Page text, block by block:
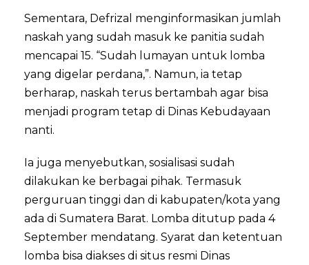
Sementara, Defrizal menginformasikan jumlah
naskah yang sudah masuk ke panitia sudah
mencapai 15. “Sudah lumayan untuk lomba
yang digelar perdana,”. Namun, ia tetap
berharap, naskah terus bertambah agar bisa
menjadi program tetap di Dinas Kebudayaan
nanti.
Ia juga menyebutkan, sosialisasi sudah
dilakukan ke berbagai pihak. Termasuk
perguruan tinggi dan di kabupaten/kota yang
ada di Sumatera Barat. Lomba ditutup pada 4
September mendatang. Syarat dan ketentuan
lomba bisa diakses di situs resmi Dinas